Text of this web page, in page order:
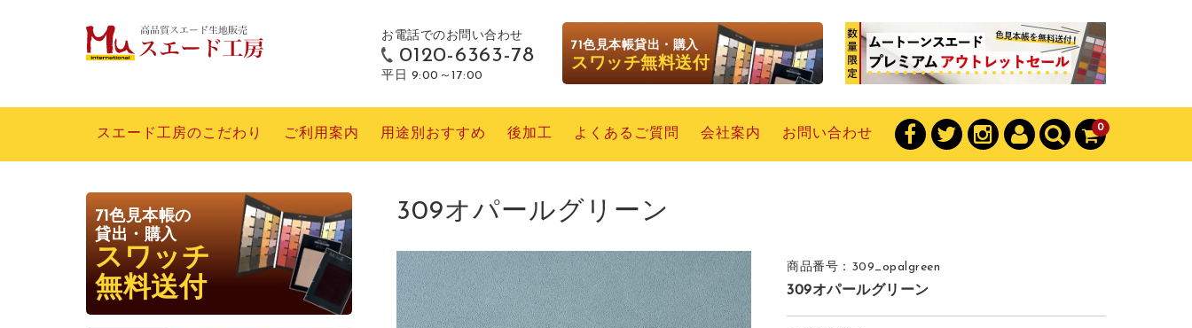
お電話でのお問い合わせ
0120-6363-78
平日 9:00～17:00
71色見本帳貸出・購入
スワッチ無料送付
0
スエード工房のこだわり ご利用案内 用途別おすすめ 後加工 よくあるご質問 会社案内 お問い合わせ
309オパールグリーン
商品番号：309_opalgreen
309オパールグリーン
71色見本帳の
貸出・購入
スワッチ
無料送付